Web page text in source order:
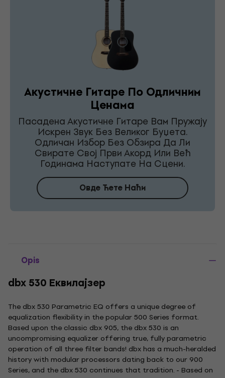
Акустичне Гитаре По Одличним
Ценама
Пасадена Акустичне Гитаре Вам Пружају
Искрен Звук Без Великог Буџета.
Одличан Избор Без Обзира Да Ли
Свирате Свој Први Акорд Или Већ
Годинама Наступате На Сцени.
Овде Ћете Наћи
Opis
dbx 530 Еквилајзер
The dbx 530 Parametric EQ offers a unique degree of
equalization flexibility in the popular 500 Series format.
Based upon the classic dbx 905, the dbx 530 is an
uncompromising equalizer offering true, fully parametric
operation of all three filter bands! dbx has a much-heralded
history with modular processors dating back to our 900
Series, and the dbx 530 continues that tradition. - Based on